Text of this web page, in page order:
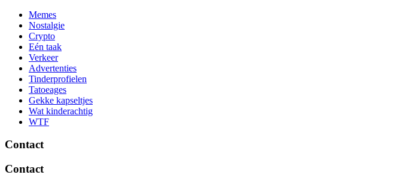
Memes
Nostalgie
Crypto
Eén taak
Verkeer
Advertenties
Tinderprofielen
Tatoeages
Gekke kapseltjes
Wat kinderachtig
WTF
Contact
Contact